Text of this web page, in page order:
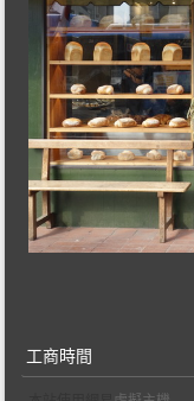
工商時間